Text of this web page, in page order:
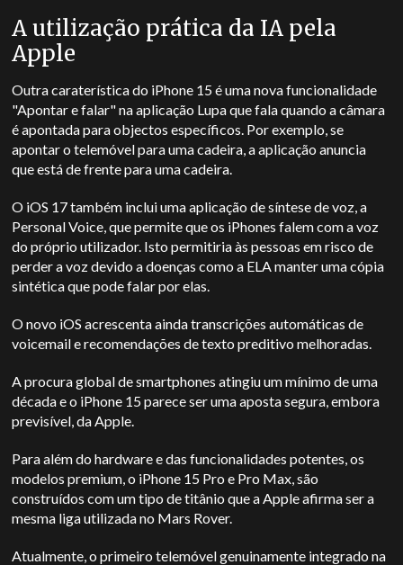
A utilização prática da IA pela
Apple
Outra caraterística do iPhone 15 é uma nova funcionalidade
"Apontar e falar" na aplicação Lupa que fala quando a câmara
é apontada para objectos específicos. Por exemplo, se
apontar o telemóvel para uma cadeira, a aplicação anuncia
que está de frente para uma cadeira.
O iOS 17 também inclui uma aplicação de síntese de voz, a
Personal Voice, que permite que os iPhones falem com a voz
do próprio utilizador. Isto permitiria às pessoas em risco de
perder a voz devido a doenças como a ELA manter uma cópia
sintética que pode falar por elas.
O novo iOS acrescenta ainda transcrições automáticas de
voicemail e recomendações de texto preditivo melhoradas.
A procura global de smartphones atingiu um mínimo de uma
década e o iPhone 15 parece ser uma aposta segura, embora
previsível, da Apple.
Para além do hardware e das funcionalidades potentes, os
modelos premium, o iPhone 15 Pro e Pro Max, são
construídos com um tipo de titânio que a Apple afirma ser a
mesma liga utilizada no Mars Rover.
Atualmente, o primeiro telemóvel genuinamente integrado na